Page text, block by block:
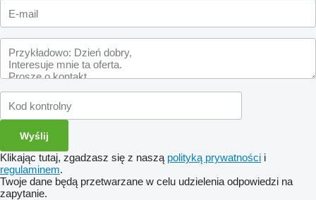
Klikając tutaj, zgadzasz się z naszą polityką prywatności i
regulaminem.
Twoje dane będą przetwarzane w celu udzielenia odpowiedzi na
zapytanie.